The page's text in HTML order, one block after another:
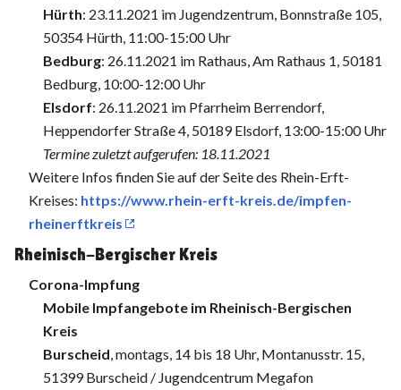
Hürth: 23.11.2021 im Jugendzentrum, Bonnstraße 105,
50354 Hürth, 11:00-15:00 Uhr
Bedburg: 26.11.2021 im Rathaus, Am Rathaus 1, 50181
Bedburg, 10:00-12:00 Uhr
Elsdorf: 26.11.2021 im Pfarrheim Berrendorf,
Heppendorfer Straße 4, 50189 Elsdorf, 13:00-15:00 Uhr
Termine zuletzt aufgerufen: 18.11.2021
Weitere Infos finden Sie auf der Seite des Rhein-Erft-
Kreises: https://www.rhein-erft-kreis.de/impfen-
rheinerftkreis
Rheinisch-Bergischer Kreis
Corona-Impfung
Mobile Impfangebote im Rheinisch-Bergischen
Kreis
Burscheid, montags, 14 bis 18 Uhr, Montanusstr. 15,
51399 Burscheid / Jugendcentrum Megafon